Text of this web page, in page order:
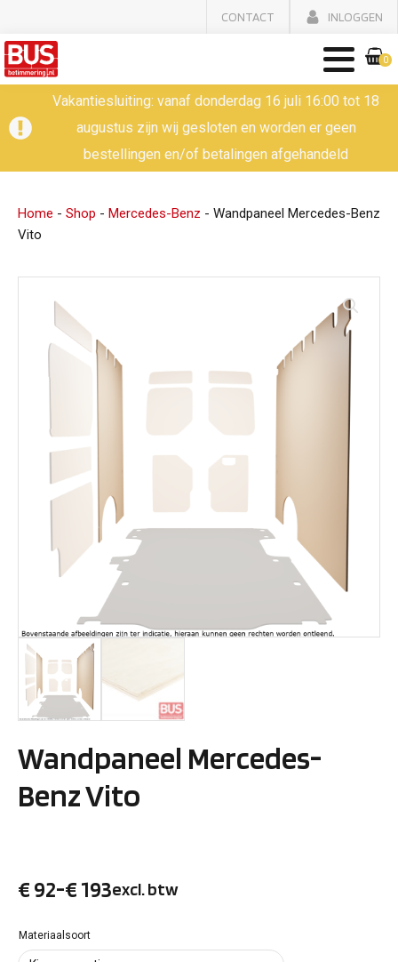
CONTACT INLOGGEN
0
Vakantiesluiting: vanaf donderdag 16 juli 16:00 tot 18
augustus zijn wij gesloten en worden er geen
bestellingen en/of betalingen afgehandeld
Home - Shop - Mercedes-Benz - Wandpaneel Mercedes-Benz
Vito
Wandpaneel Mercedes-
Benz Vito
€ 92-€ 193
Prijsklasse:
€ 92
excl. btw
Materiaalsoort